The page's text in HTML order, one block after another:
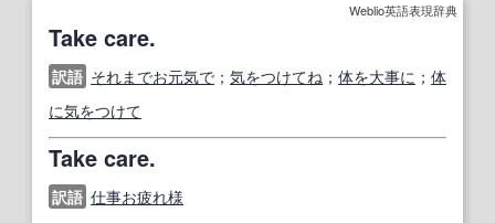
Weblio英語表現辞典
Take care.
訳語 それまでお元気で ； 気をつけてね ； 体を大事に ； 体
に気をつけて
Take care.
訳語 仕事お疲れ様